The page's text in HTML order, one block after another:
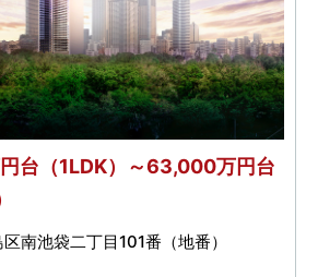
台（1LDK）～63,000万円台
南池袋二丁目101番（地番）